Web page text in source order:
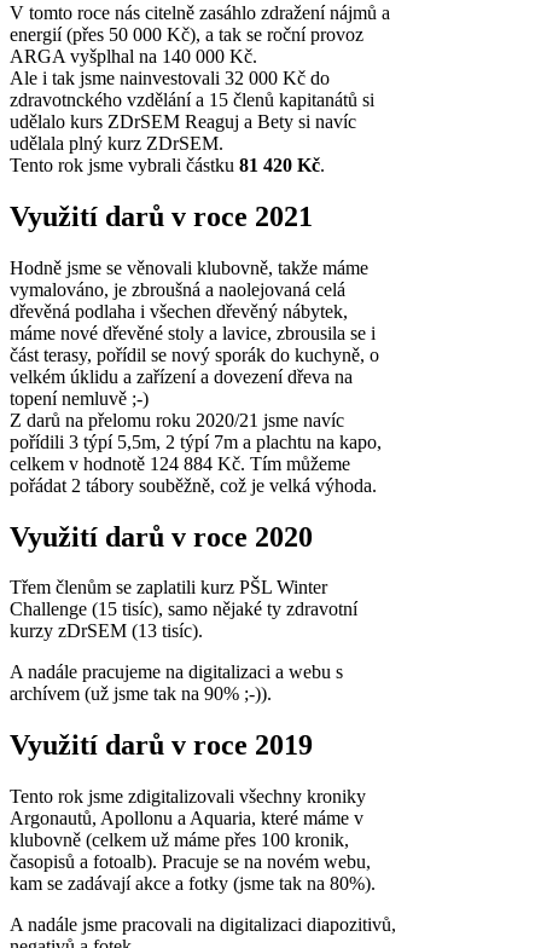
V tomto roce nás citelně zasáhlo zdražení nájmů a
energií (přes 50 000 Kč), a tak se roční provoz
ARGA vyšplhal na 140 000 Kč.
Ale i tak jsme nainvestovali 32 000 Kč do
zdravotnckého vzdělání a 15 členů kapitanátů si
udělalo kurs ZDrSEM Reaguj a Bety si navíc
udělala plný kurz ZDrSEM.
Tento rok jsme vybrali částku 81 420 Kč.
Využití darů v roce 2021
Hodně jsme se věnovali klubovně, takže máme
vymalováno, je zbroušná a naolejovaná celá
dřevěná podlaha i všechen dřevěný nábytek,
máme nové dřevěné stoly a lavice, zbrousila se i
část terasy, pořídil se nový sporák do kuchyně, o
velkém úklidu a zařízení a dovezení dřeva na
topení nemluvě ;-)
Z darů na přelomu roku 2020/21 jsme navíc
pořídili 3 týpí 5,5m, 2 týpí 7m a plachtu na kapo,
celkem v hodnotě 124 884 Kč. Tím můžeme
pořádat 2 tábory souběžně, což je velká výhoda.
Využití darů v roce 2020
Třem členům se zaplatili kurz PŠL Winter
Challenge (15 tisíc), samo nějaké ty zdravotní
kurzy zDrSEM (13 tisíc).
A nadále pracujeme na digitalizaci a webu s
archívem (už jsme tak na 90% ;-)).
Využití darů v roce 2019
Tento rok jsme zdigitalizovali všechny kroniky
Argonautů, Apollonu a Aquaria, které máme v
klubovně (celkem už máme přes 100 kronik,
časopisů a fotoalb). Pracuje se na novém webu,
kam se zadávají akce a fotky (jsme tak na 80%).
A nadále jsme pracovali na digitalizaci diapozitivů,